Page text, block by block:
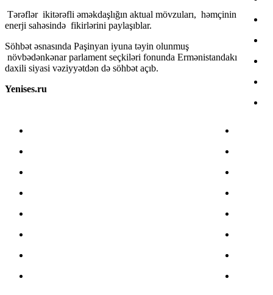
Tərəflər ikitərəfli əməkdaşlığın aktual mövzuları, həmçinin
enerji sahəsində fikirlərini paylaşıblar.
Söhbət əsnasında Paşinyan iyuna təyin olunmuş
növbədənkənar parlament seçkiləri fonunda Ermənistandakı
daxili siyasi vəziyyətdən də söhbət açıb.
Yenises.ru